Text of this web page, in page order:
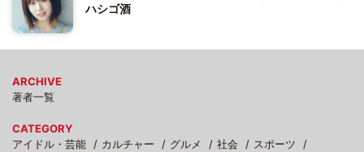
ハシゴ酒
ARCHIVE
著者一覧
CATEGORY
アイドル・芸能
カルチャー グルメ 社会
スポーツ